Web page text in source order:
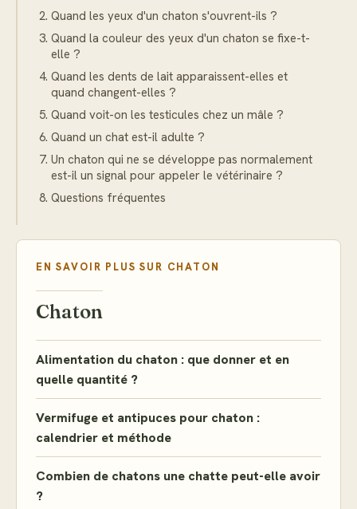
Quand les yeux d'un chaton s'ouvrent-ils ?
Quand la couleur des yeux d'un chaton se fixe-t-
elle ?
Quand les dents de lait apparaissent-elles et
quand changent-elles ?
Quand voit-on les testicules chez un mâle ?
Quand un chat est-il adulte ?
Un chaton qui ne se développe pas normalement
est-il un signal pour appeler le vétérinaire ?
Questions fréquentes
EN SAVOIR PLUS SUR CHATON
Chaton
Alimentation du chaton : que donner et en
quelle quantité ?
Vermifuge et antipuces pour chaton :
calendrier et méthode
Combien de chatons une chatte peut-elle avoir
?